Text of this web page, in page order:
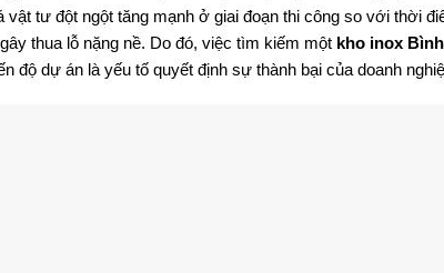
tư đột ngột tăng mạnh ở giai đoạn thi công so với thời
thua lỗ nặng nề. Do đó, việc tìm kiếm một kho inox
độ dự án là yếu tố quyết định sự thành bại của doanh